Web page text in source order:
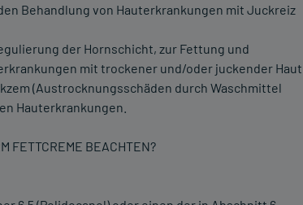
Behandlung von Hauterkrankungen mit Juckreiz
der Hornschicht, zur Fettung und
mit trockener und/oder juckender Haut
(Austrocknungsschäden durch Waschmittel
Hauterkrankungen.
FETTCREME BEACHTEN?